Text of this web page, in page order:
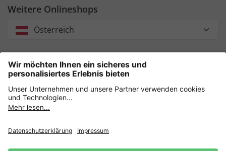
Weitere Onlineshops
Österreich
Unsere Zahlungsarten
Sicher einkaufen mit